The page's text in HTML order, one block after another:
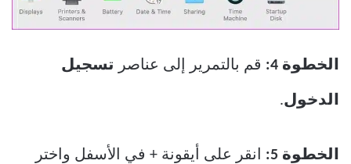
الخطوة 4: قم بالتمرير إلى عناصر تسجيل
الدخول.
الخطوة 5: انقر على أيقونة + في الأسفل واختر